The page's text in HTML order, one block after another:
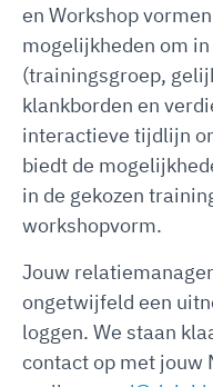
en Workshop
mogelijkheden om
(trainingsgroep,
klankborden en
interactieve tijdlijn
biedt de
in de gekozen
workshopvorm.
Jouw
ongetwijfeld een
loggen. We staan
contact op met jouw